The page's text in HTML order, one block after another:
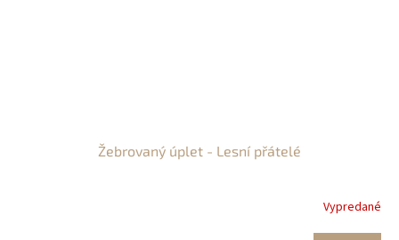
Žebrovaný úplet - Lesní přátelé
Vypredané